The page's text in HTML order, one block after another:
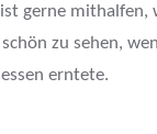
gerne mithalfen,
zu sehen,
erntete.